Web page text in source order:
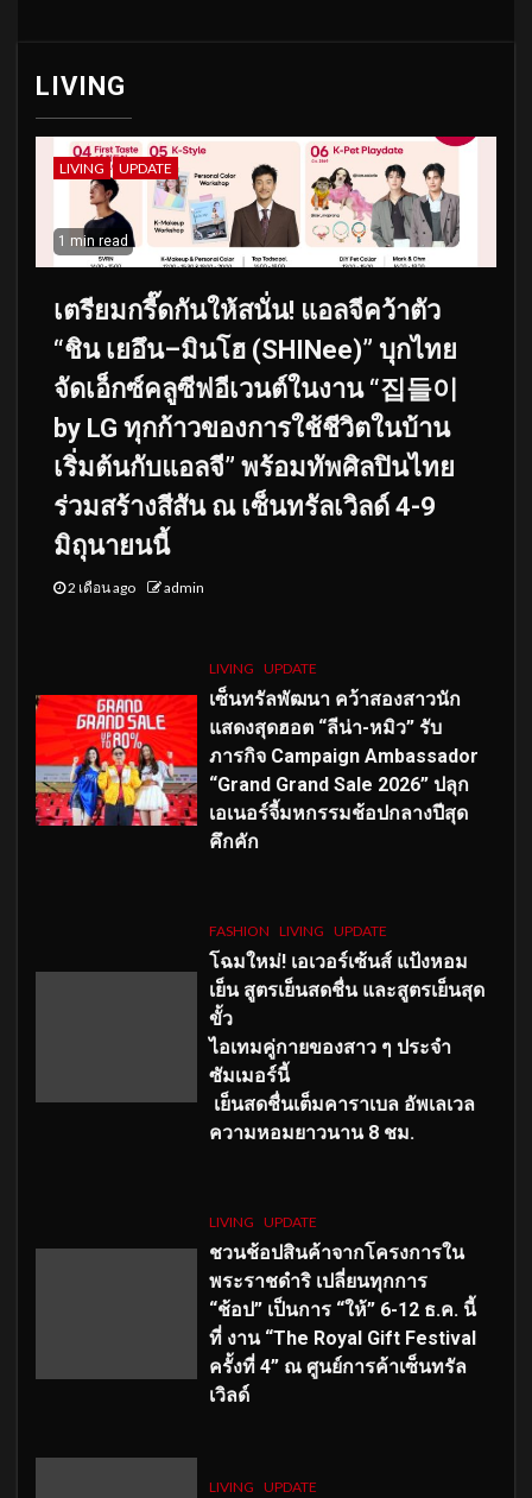
LIVING
LIVING UPDATE
1 min read
เตรียมกรี๊ดกันให้สนั่น! แอลจีคว้าตัว
“ชิน เยอึน–มินโฮ (SHINee)” บุกไทย
จัดเอ็กซ์คลูซีฟอีเวนต์ในงาน “집들이
by LG ทุกก้าวของการใช้ชีวิตในบ้าน
เริ่มต้นกับแอลจี” พร้อมทัพศิลปินไทย
ร่วมสร้างสีสัน ณ เซ็นทรัลเวิลด์ 4-9
มิถุนายนนี้
2 เดือน ago admin
LIVING UPDATE
เซ็นทรัลพัฒนา คว้าสองสาวนัก
แสดงสุดฮอต “ลีน่า-หมิว” รับ
ภารกิจ Campaign Ambassador
“Grand Grand Sale 2026” ปลุก
เอเนอร์จี้มหกรรมช้อปกลางปีสุด
คึกคัก
FASHION LIVING UPDATE
โฉมใหม่! เอเวอร์เซ้นส์ แป้งหอม
เย็น สูตรเย็นสดชื่น และสูตรเย็นสุด
ขั้ว
ไอเทมคู่กายของสาว ๆ ประจำ
ซัมเมอร์นี้
เย็นสดชื่นเต็มคาราเบล อัพเลเวล
ความหอมยาวนาน 8 ชม.
LIVING UPDATE
ชวนช้อปสินค้าจากโครงการใน
พระราชดำริ เปลี่ยนทุกการ
“ช้อป” เป็นการ “ให้” 6-12 ธ.ค. นี้
ที่ งาน “The Royal Gift Festival
ครั้งที่ 4” ณ ศูนย์การค้าเซ็นทรัล
เวิลด์
LIVING UPDATE